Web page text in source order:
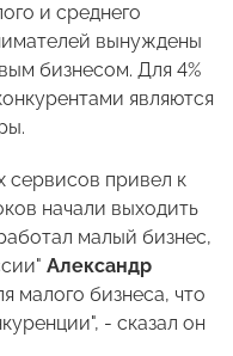
и среднего
вынуждены
бизнесом. Для 4%
являются
сервисов привел к
начали выходить
малый бизнес,
Александр
малого бизнеса, что
- сказал он